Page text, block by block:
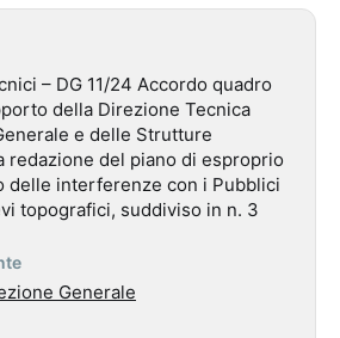
– DG 11/24 Accordo quadro
della Direzione Tecnica
e delle Strutture
redazione del piano di esproprio
delle interferenze con i Pubblici
topografici, suddiviso in n. 3
Generale